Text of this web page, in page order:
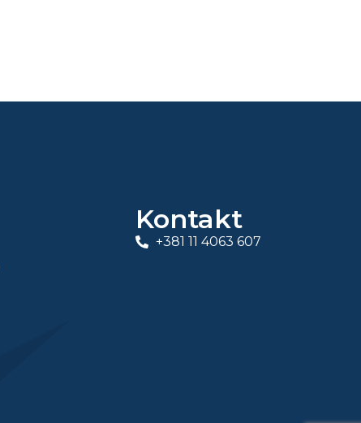
Kontakt
+381 11 4063 607